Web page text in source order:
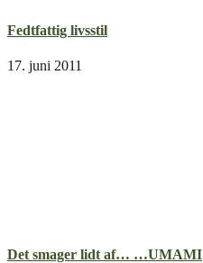
Fedtfattig livsstil
17. juni 2011
Det smager lidt af… …UMAMI